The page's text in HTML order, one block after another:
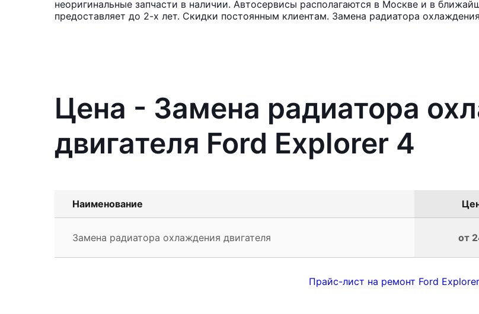
неоригинальные запчасти в наличии. Автосервисы располагаются в Москве и в
предоставляет до 2-х лет. Скидки постоянным клиентам. Замена радиатора
Цена - Замена радиатора
двигателя Ford Explorer 4
Наименование
Замена радиатора охлаждения двигателя от
Прайс-лист на ремонт Ford